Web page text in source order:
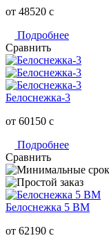
от 48520 c
Подробнее
Сравнить
Белоснежка-3
от 60150 c
Подробнее
Сравнить
Белоснежка 5 ВМ
от 62190 c